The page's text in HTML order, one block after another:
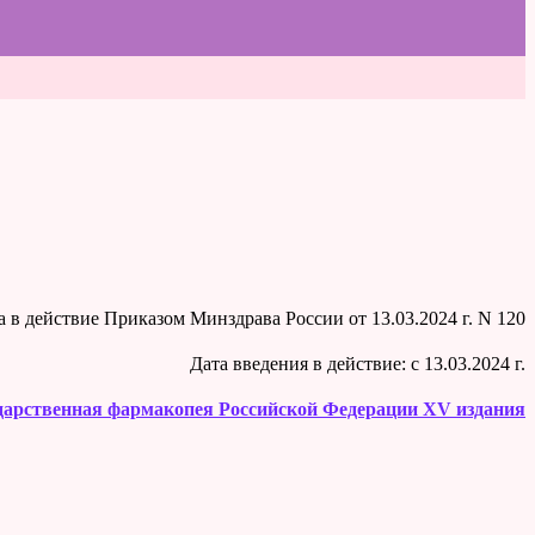
в действие Приказом Минздрава России от 13.03.2024 г. N 120
Дата введения в действие: c 13.03.2024 г.
фармакопея Российской Федерации XV издания